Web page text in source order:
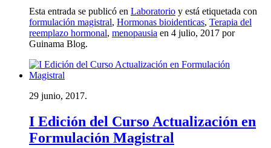
Esta entrada se publicó en Laboratorio y está etiquetada con
formulación magistral, Hormonas bioidenticas, Terapia del
reemplazo hormonal, menopausia en 4 julio, 2017 por
Guinama Blog.
29 junio, 2017.
I Edición del Curso Actualización en
Formulación Magistral